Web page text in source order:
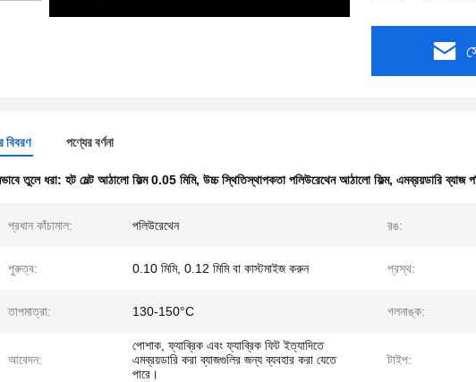
বিবরণ পণ্যের বর্ণনা
তুলে ধরা: হট মেল্ট আঠালো ফিল্ম 0.05 মিমি, উচ্চ স্থিতিস্থাপকতা পলিউরেথেন আঠালো ফিল্ম, এমব্রয়ডারি ব্যাজ
প্রধান কাঁচামাল: পলিউরেথেন রঙ:
পুরুত্ব: 0.10 মিমি, 0.12 মিমি বা কাস্টমাইজ করুন প্রস্থ:
তাপমাত্রা: 130-150°C গলনাঙ্ক:
আবেদন:
পোশাক, ফ্যাব্রিক এবং ফ্যাব্রিক ফিট ইত্যাদিতে
এমব্রয়ডারি করা ব্যাজগুলির জন্য ব্যবহার করা যেতে
পারে।
টাইপ: